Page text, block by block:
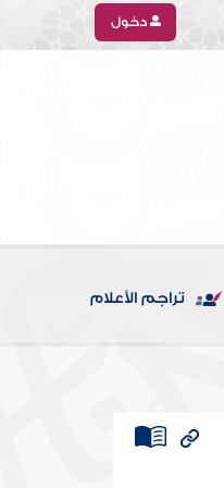
دخول
تراجم الأعلام